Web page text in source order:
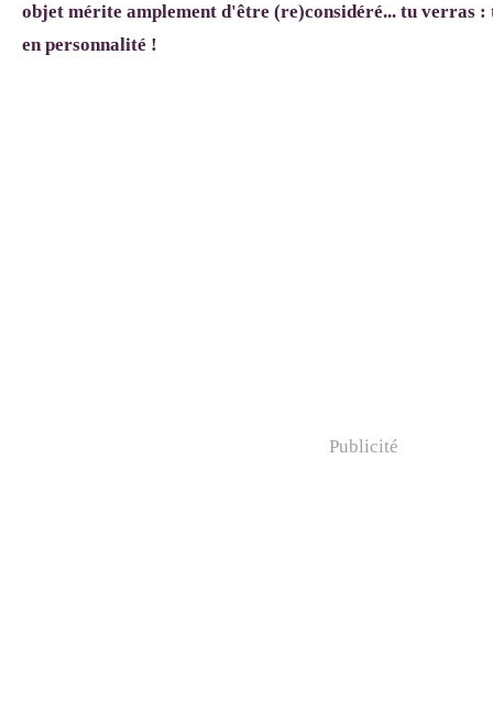
objet mérite amplement d'être (re)considéré... tu verras :
en personnalité !
Publicité